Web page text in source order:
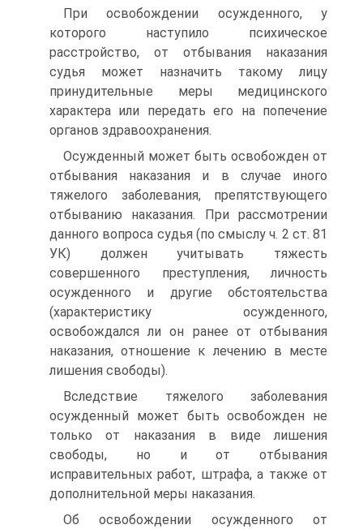
При освобождении осужденного, у
которого наступило психическое
расстройство, от отбывания наказания
судья может назначить такому лицу
принудительные меры медицинского
характера или передать его на попечение
органов здравоохранения.
Осужденный может быть освобожден от
отбывания наказания и в случае иного
тяжелого заболевания, препятствующего
отбыванию наказания. При рассмотрении
данного вопроса судья (по смыслу ч. 2 ст. 81
УК) должен учитывать тяжесть
совершенного преступления, личность
осужденного и другие обстоятельства
(характеристику осужденного,
освобождался ли он ранее от отбывания
наказания, отношение к лечению в месте
лишения свободы).
Вследствие тяжелого заболевания
осужденный может быть освобожден не
только от наказания в виде лишения
свободы, но и от отбывания
исправительных работ, штрафа, а также от
дополнительной меры наказания.
Об освобождении осужденного от